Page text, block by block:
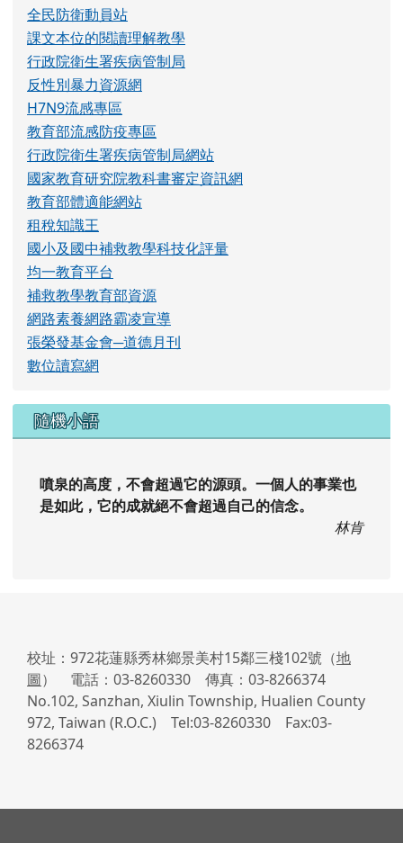
H7N9流感專區
教育部流感防疫專區
行政院衛生署疾病管制局網站
國家教育研究院教科書審定資訊網
教育部體適能網站
租稅知識王
國小及國中補救教學科技化評量
均一教育平台
補救教學教育部資源
網路素養網路霸凌宣導
張榮發基金會─道德月刊
數位讀寫網
隨機小語
是如此，它的成就絕不會超過自己的信念。
8266374